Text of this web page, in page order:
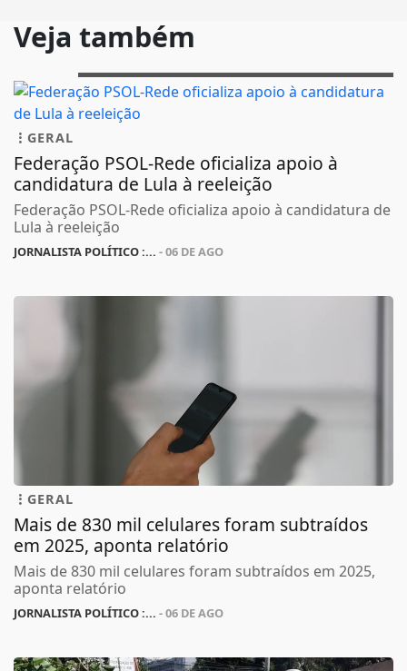
Veja também
GERAL
Federação PSOL-Rede oficializa apoio à
candidatura de Lula à reeleição
Federação PSOL-Rede oficializa apoio à candidatura de
Lula à reeleição
JORNALISTA POLÍTICO :... - 06 DE AGO
GERAL
Mais de 830 mil celulares foram subtraídos
em 2025, aponta relatório
Mais de 830 mil celulares foram subtraídos em 2025,
aponta relatório
JORNALISTA POLÍTICO :... - 06 DE AGO